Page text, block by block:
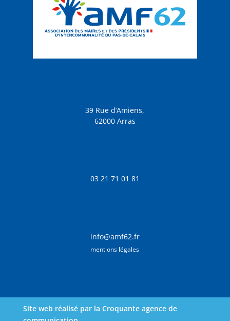
39 Rue d’Amiens,
62000 Arras
03 21 71 01 81
info@amf62.fr
mentions légales
Site web réalisé par la Croquante agence de